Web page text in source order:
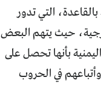
التي تدور
حيث يتهم البعض
بأنها تحصل على
في الحروب